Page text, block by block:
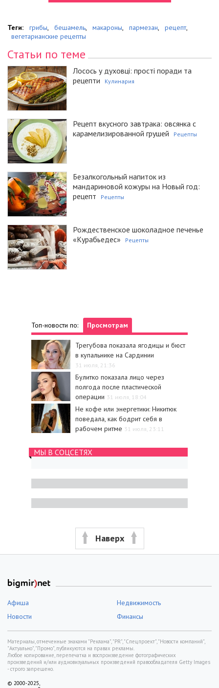
Теги: грибы, бешамель, макароны, пармезан, рецепт,
вегетарианские рецепты
Статьи по теме
Лосось у духовці: прості поради та
рецепти
Кулинария
Рецепт вкусного завтрака: овсянка с
карамелизированной грушей
Рецепты
Безалкогольный напиток из
мандариновой кожуры на Новый год:
рецепт
Рецепты
Рождественское шоколадное печенье
«Курабьедес»
Рецепты
Топ-новости по: Просмотрам
Трегубова показала ягодицы и бюст
в купальнике на Сардинии
31 июля, 21:36
Булитко показала лицо через
полгода после пластической
операции 31 июля, 18:04
Не кофе или энергетики: Никитюк
поведала, как бодрит себя в
рабочем ритме 31 июля, 23:11
МЫ В СОЦСЕТЯХ
Наверх
Афиша
Недвижимость
Новости
Финансы
Материалы, отмеченные знаками "Реклама", "PR", "Спецпроект", "Новости компаний",
"Актуально", "Промо", публикуются на правах рекламы.
Любое копирование, перепечатка и воспроизведение фотографических
произведений и/или аудиовизуальных произведений правообладателя Getty Images
- строго запрещено.
© 2000-2025,